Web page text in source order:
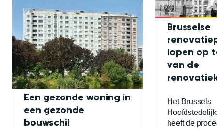
Een gezonde woning in
een gezonde
bouwschil
Brusselse
lopen op
van de
Het Brussels
heeft de